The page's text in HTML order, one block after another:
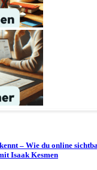
– Wie du online
Isaak Kesmen